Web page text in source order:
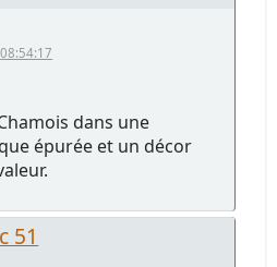
dans une
épurée et un décor
51